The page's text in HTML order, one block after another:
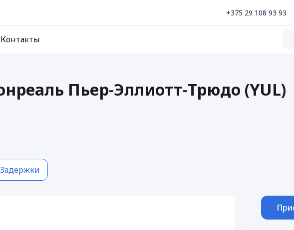
+375 29 108 93 93
Контакты
Пьер-Эллиотт-Трюдо (YUL)
Задержки